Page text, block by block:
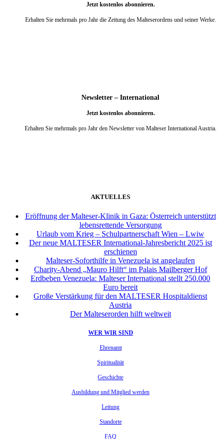
Jetzt kostenlos abonnieren.
Erhalten Sie mehrmals pro Jahr die Zeitung des Malteserordens und seiner Werke.
Newsletter – International
Jetzt kostenlos abonnieren.
Erhalten Sie mehrmals pro Jahr den Newsletter von Malteser International Austria.
AKTUELLES
Eröffnung der Malteser-Klinik in Gaza: Österreich unterstützt
lebensrettende Versorgung
Urlaub vom Krieg – Schulpartnerschaft Wien – Lwiw
Der neue MALTESER International-Jahresbericht 2025 ist
erschienen
Malteser-Soforthilfe in Venezuela ist angelaufen
Charity-Abend „Mauro Hilft“ im Palais Mailberger Hof
Erdbeben Venezuela: Malteser International stellt 250.000
Euro bereit
Große Verstärkung für den MALTESER Hospitaldienst
Austria
Der Malteserorden hilft weltweit
WER WIR SIND
Ehrenamt
Spiritualität
Geschichte
Ausbildung und Mitglied werden
Leitung
Standorte
FAQ